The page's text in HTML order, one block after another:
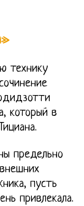
технику
который в
предельно
пусть
привлекала.